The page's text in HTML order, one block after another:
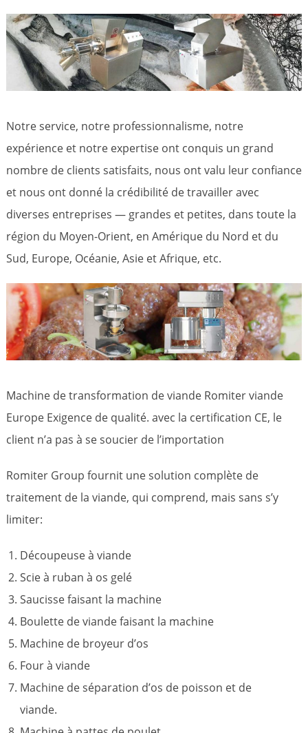
Notre service, notre professionnalisme, notre
expérience et notre expertise ont conquis un grand
nombre de clients satisfaits, nous ont valu leur confiance
et nous ont donné la crédibilité de travailler avec
diverses entreprises — grandes et petites, dans toute la
région du Moyen-Orient, en Amérique du Nord et du
Sud, Europe, Océanie, Asie et Afrique, etc.
Machine de transformation de viande Romiter viande
Europe Exigence de qualité. avec la certification CE, le
client n’a pas à se soucier de l’importation
Romiter Group fournit une solution complète de
traitement de la viande, qui comprend, mais sans s’y
limiter:
Découpeuse à viande
Scie à ruban à os gelé
Saucisse faisant la machine
Boulette de viande faisant la machine
Machine de broyeur d’os
Four à viande
Machine de séparation d’os de poisson et de
viande.